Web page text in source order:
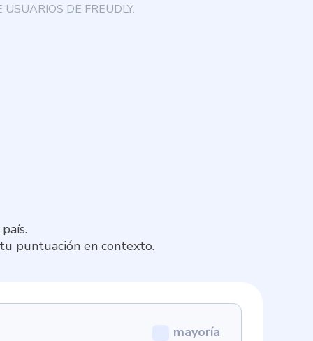
DE FREUDLY.
puntuación en contexto.
mayoría